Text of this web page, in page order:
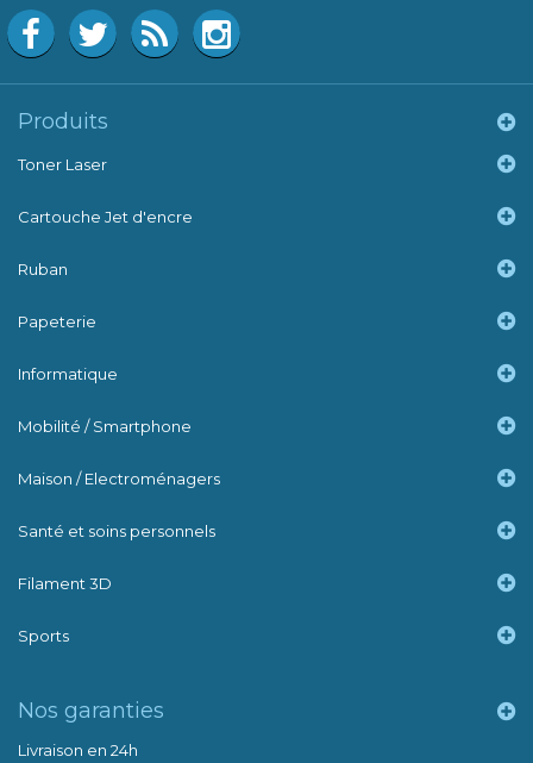
Produits
Toner Laser
Cartouche Jet d'encre
Ruban
Papeterie
Informatique
Mobilité / Smartphone
Maison / Electroménagers
Santé et soins personnels
Filament 3D
Sports
Nos garanties
Livraison en 24h